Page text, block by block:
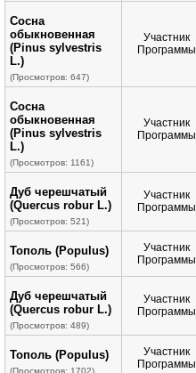
Сосна
обыкновенная
(Pinus sylvestris
L.)
(Просмотров: 647)
Участник
Программы
Сосна
обыкновенная
(Pinus sylvestris
L.)
(Просмотров: 1161)
Участник
Программы
Дуб черешчатый
(Quercus robur L.)
(Просмотров: 521)
Участник
Программы
Тополь (Populus)
(Просмотров: 566)
Участник
Программы
Дуб черешчатый
(Quercus robur L.)
(Просмотров: 489)
Участник
Программы
Тополь (Populus)
(Просмотров: 1702)
Участник
Программы